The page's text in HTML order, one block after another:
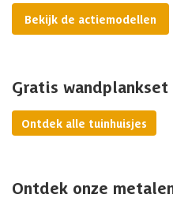
Bekijk de actiemodellen
Gratis wandplankset
Ontdek alle tuinhuisjes
Ontdek onze